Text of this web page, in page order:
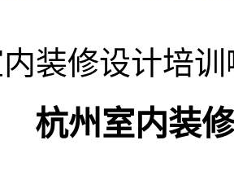
装修设计培
杭州室内装